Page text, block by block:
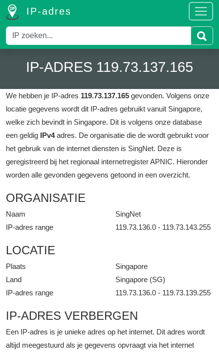
IP-adres
IP-ADRES 119.73.137.165
We hebben je IP-adres 119.73.137.165 gevonden. Volgens onze
locatie gegevens wordt dit IP-adres gebruikt vanuit Singapore,
welke zich bevindt in Singapore. Dit is volgens onze database
een geldig IPv4adres. De organisatie die de wordt gebruikt voor
het gebruik van de internet diensten is SingNet. Deze is
geregistreerd bij het regionaal internetregister APNIC. Hieronder
worden alle gevonden gegevens getoond in een overzicht.
ORGANISATIE
Naam
SingNet
IP-adres range
119.73.136.0 - 119.73.143.255
LOCATIE
Plaats
Singapore
Land
Singapore (SG)
IP-adres range
119.73.136.0 - 119.73.139.255
IP-ADRES VERBERGEN
Een IP-adres is je unieke adres op het internet. Dit adres wordt
altijd meegestuurd als je gegevens opvraagt via het internet